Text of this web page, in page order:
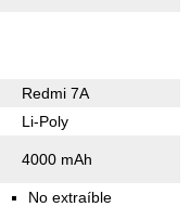
Redmi 7A
Li-Poly
4000 mAh
No extraíble